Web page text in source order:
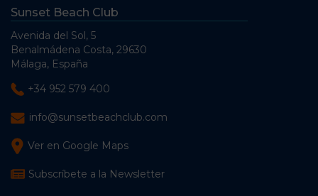
Sunset Beach Club
Avenida del Sol, 5
Benalmádena Costa, 29630
Málaga, España
+34 952 579 400
info@sunsetbeachclub.com
Ver en Google Maps
Subscríbete a la Newsletter